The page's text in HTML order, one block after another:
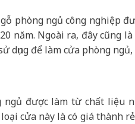
gỗ phòng ngủ công nghiệp
năm. Ngoài ra, đây cũng
dụng để làm cửa phòng
ngủ được làm từ chất
cửa này là có giá thành